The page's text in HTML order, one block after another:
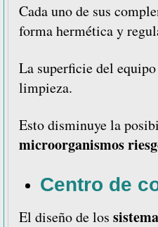
Cada uno de sus
forma hermética y
La superficie del
limpieza.
Esto disminuye la
microorganismos
Centro de
El diseño de los